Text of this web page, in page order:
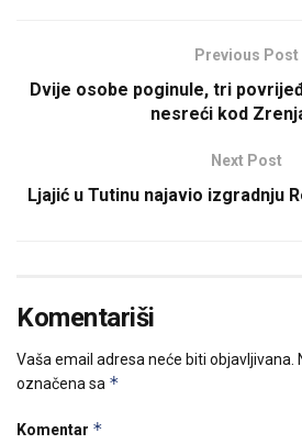
Previous Post
Dvije osobe poginule, tri
nesreći kod
Next Post
Ljajić u Tutinu najavio izgradnju
Komentariši
Vaša email adresa neće biti objavljivana.
označena sa *
Komentar *